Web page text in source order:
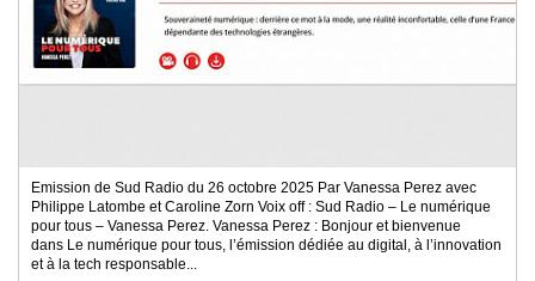
Emission de Sud Radio du 26 octobre 2025 Par Vanessa Perez avec
Philippe Latombe et Caroline Zorn Voix off : Sud Radio – Le numérique
pour tous – Vanessa Perez. Vanessa Perez : Bonjour et bienvenue
dans Le numérique pour tous, l’émission dédiée au digital, à l’innovation
et à la tech responsable...